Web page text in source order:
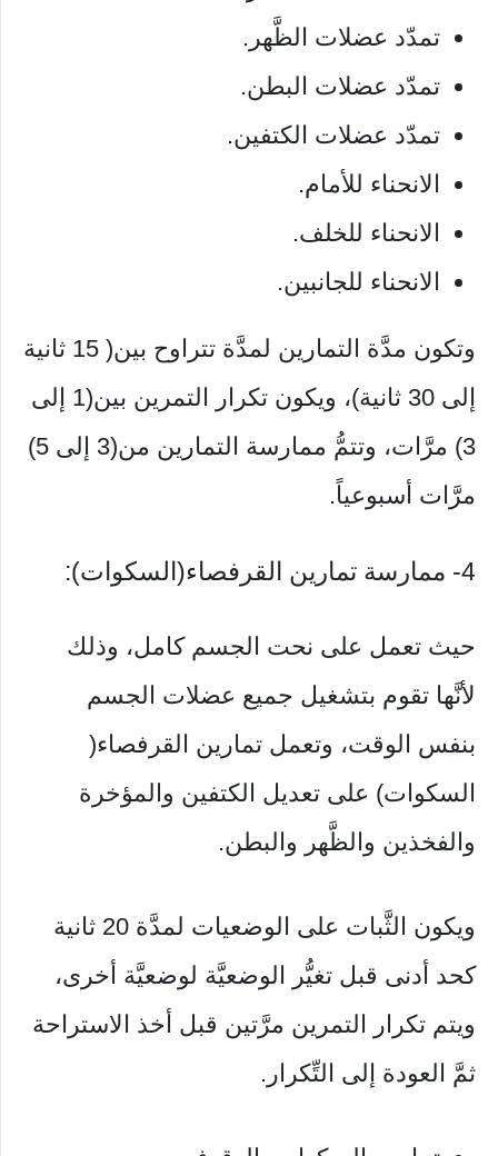
تمدّد عضلات الظَّهر.
تمدّد عضلات البطن.
تمدّد عضلات الكتفين.
الانحناء للأمام.
الانحناء للخلف.
الانحناء للجانبين.
وتكون مدَّة التمارين لمدَّة تتراوح بين( 15 ثانية
إلى 30 ثانية)، ويكون تكرار التمرين بين(1 إلى
3) مرَّات، وتتمُّ ممارسة التمارين من(3 إلى 5)
مرَّات أسبوعياً.
4- ممارسة تمارين القرفصاء(السكوات):
حيث تعمل على نحت الجسم كامل، وذلك
لأنَّها تقوم بتشغيل جميع عضلات الجسم
بنفس الوقت، وتعمل تمارين القرفصاء(
السكوات) على تعديل الكتفين والمؤخرة
والفخذين والظَّهر والبطن.
ويكون الثَّبات على الوضعيات لمدَّة 20 ثانية
كحد أدنى قبل تغيُّر الوضعيَّة لوضعيَّة أخرى،
ويتم تكرار التمرين مرَّتين قبل أخذ الاستراحة
ثمَّ العودة إلى التِّكرار.